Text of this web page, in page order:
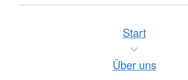
Start
Über uns